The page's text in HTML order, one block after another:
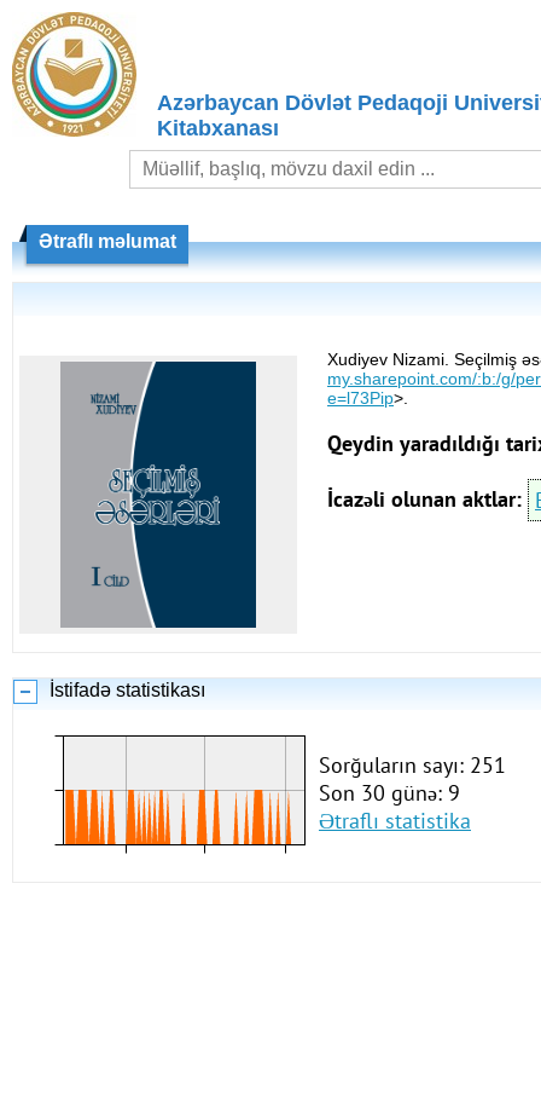
Azərbaycan Dövlət Pedaqoji
Kitabxanası
Ətraflı məlumat
Xudiyev Nizami. Seçilmiş
my.sharepoint.com/:b:/g/
e=l73Pip>.
Qeydin yaradıldığı
İcazəli olunan aktlar:
İstifadə statistikası
Sorğuların sayı: 251
Son 30 günə: 9
Ətraflı statistika